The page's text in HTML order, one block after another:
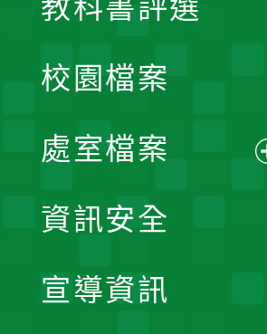
教科書評選
校園檔案
處室檔案
資訊安全
宣導資訊